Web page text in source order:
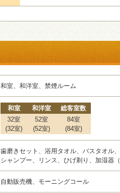
和室、和洋室、禁煙ルーム
和室 和洋室
総客室数
32室
(32室)
52室
(52室)
84室
(84室)
歯磨きセット、浴用タオル、バスタオル
シャンプー、リンス、ひげ剃り、加湿器
自動販売機、モーニングコール